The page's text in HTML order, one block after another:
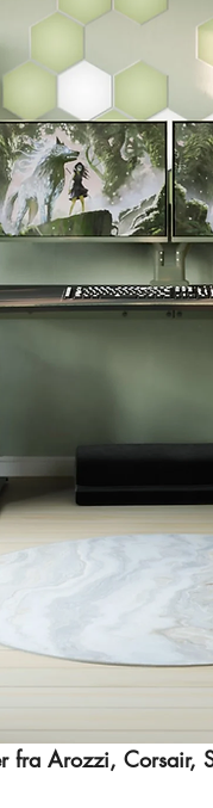
fra Arozzi, Corsair,